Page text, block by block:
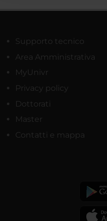
Supporto tecnico
Area Amministrativa
MyUnivr
Privacy policy
Dottorati
Master
Contatti e mappa